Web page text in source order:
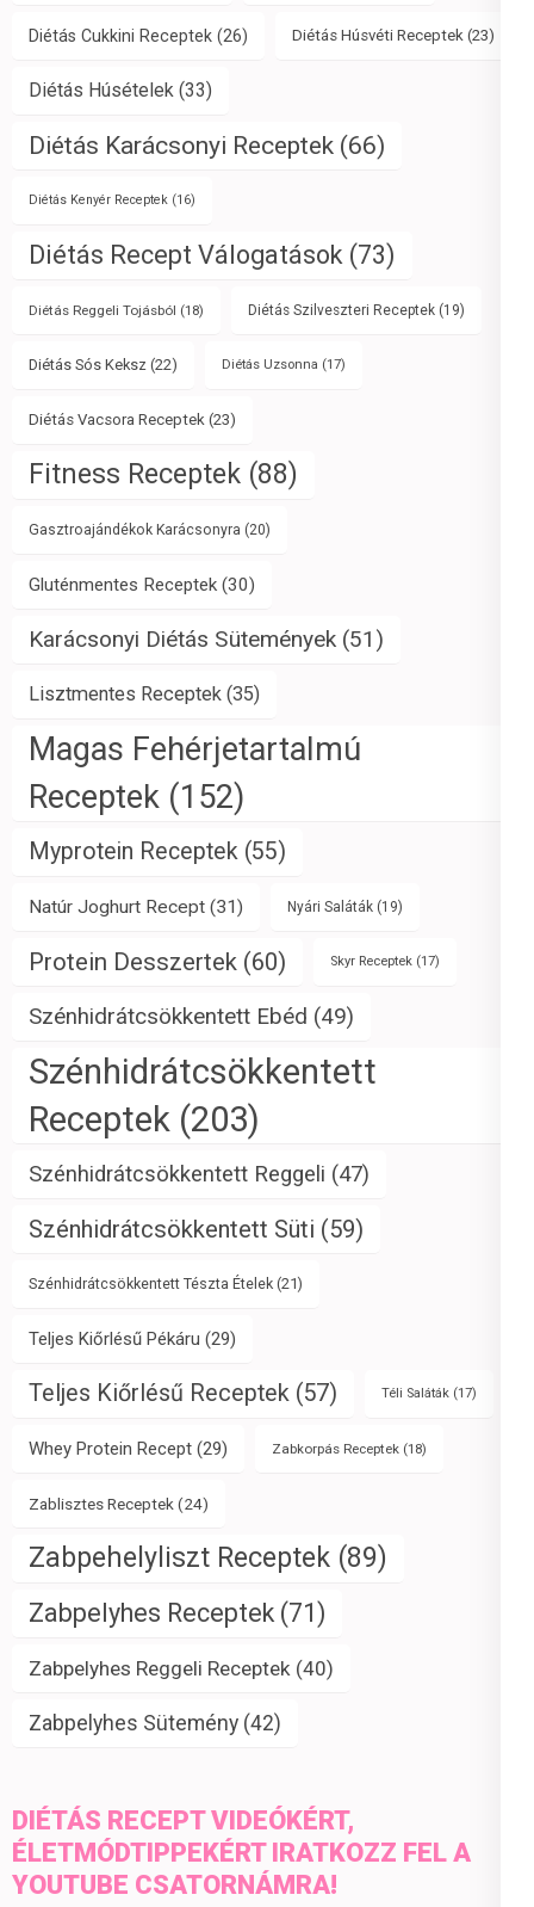
Diétás Cukkini Receptek (26) Diétás Húsvéti Receptek (23)
Diétás Húsételek (33)
Diétás Karácsonyi Receptek (66)
Diétás Kenyér Receptek (16)
Diétás Recept Válogatások (73)
Diétás Reggeli Tojásból (18) Diétás Szilveszteri Receptek (19)
Diétás Sós Keksz (22) Diétás Uzsonna (17)
Diétás Vacsora Receptek (23)
Fitness Receptek (88)
Gasztroajándékok Karácsonyra (20)
Gluténmentes Receptek (30)
Karácsonyi Diétás Sütemények (51)
Lisztmentes Receptek (35)
Magas Fehérjetartalmú
Receptek (152)
Myprotein Receptek (55)
Natúr Joghurt Recept (31) Nyári Saláták (19)
Protein Desszertek (60) Skyr Receptek (17)
Szénhidrátcsökkentett Ebéd (49)
Szénhidrátcsökkentett
Receptek (203)
Szénhidrátcsökkentett Reggeli (47)
Szénhidrátcsökkentett Süti (59)
Szénhidrátcsökkentett Tészta Ételek (21)
Teljes Kiőrlésű Pékáru (29)
Teljes Kiőrlésű Receptek (57) Téli Saláták (17)
Whey Protein Recept (29) Zabkorpás Receptek (18)
Zablisztes Receptek (24)
Zabpehelyliszt Receptek (89)
Zabpelyhes Receptek (71)
Zabpelyhes Reggeli Receptek (40)
Zabpelyhes Sütemény (42)
DIÉTÁS RECEPT VIDEÓKÉRT,
ÉLETMÓDTIPPEKÉRT IRATKOZZ FEL A
YOUTUBE CSATORNÁMRA!